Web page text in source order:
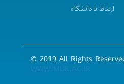
بخش های مرکز پزشکی ، آموزشی و
ارتباط با دانشگاه
© 2019 All Rights
WWW.MUK.AC.IR